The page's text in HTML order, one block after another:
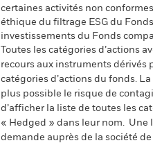
certaines activités non
éthique du filtrage ESG du
investissements du Fonds
Toutes les catégories d’actions
recours aux instruments dérivés
catégories d’actions du fonds.
plus possible le risque de
d’afficher la liste de toutes les
« Hedged » dans leur nom. Une
demande auprès de la société